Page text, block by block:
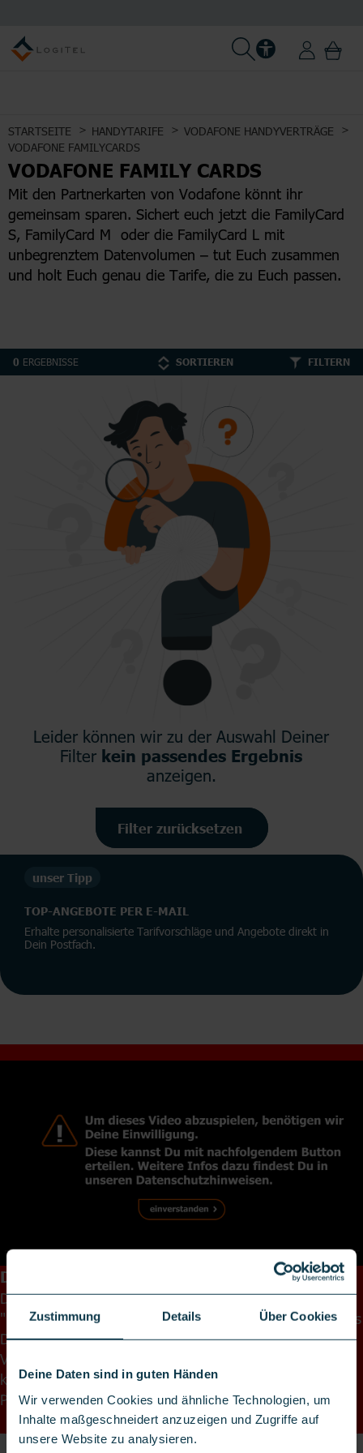
Zustimmung Details Über Cookies
Deine Daten sind in guten Händen
Wir verwenden Cookies und ähnliche Technologien, um
Inhalte maßgeschneidert anzuzeigen und Zugriffe auf
unsere Website zu analysieren.
STARTSEITE HANDYTARIFE
VODAFONE HANDYVERTRÄGE
VODAFONE FAMILYCARDS
VODAFONE FAMILY CARDS
Mit den Partnerkarten von Vodafone könnt ihr
gemeinsam sparen. Sichert euch jetzt die FamilyCard
S, FamilyCard M oder die FamilyCard L mit
unbegrenztem Datenvolumen – tut Euch zusammen
und holt Euch genau die Tarife, die zu Euch passen.
0 ERGEBNISSE SORTIEREN FILTERN
Leider können wir zu der Auswahl Deiner
Filter kein passendes Ergebnis
anzeigen.
Filter zurücksetzen
unser Tipp
TOP-ANGEBOTE PER E-MAIL
Erhalte personalisierte Tarifvorschläge und Angebote direkt in
Dein Postfach.
DIE FAMILIENTARIFE VON VODAFONE
Die neuen Partnerkarten von Vodafone heißen jetzt
"FamilyCards". Helge zeigt Dir in diesem Video alles, was
Du darüber wissen musst! Was sind die Vorteile, die die
Vodafone FamilyCards Dir & Deiner Family bieten
können? Wie funktioniert das überhaupt mit der
Partnerkarte?